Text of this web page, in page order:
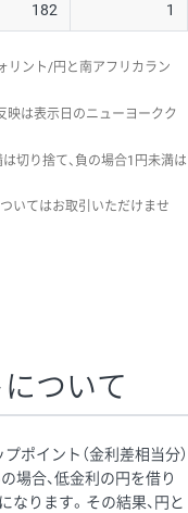
182 1
リント/円と南アフリカラン
映は表示日のニューヨークク
切り捨て、負の場合1円未満は
いてはお取引いただけませ
ついて
ポイント（金利差相当分）
場合、低金利の円を借り
なります。その結果、円と